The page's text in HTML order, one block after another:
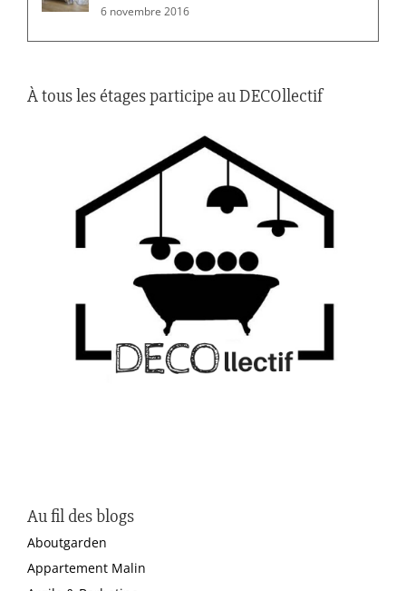
6 novembre 2016
À tous les étages participe au DECOllectif
Au fil des blogs
Aboutgarden
Appartement Malin